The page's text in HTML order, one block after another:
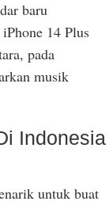
baru
14 Plus
pada
musik
Indonesia
untuk buat